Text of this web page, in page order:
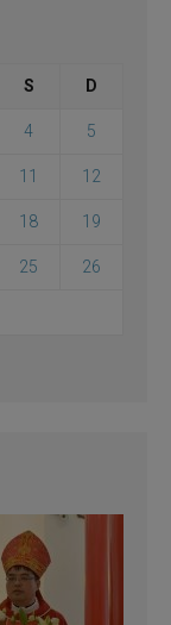
S D
4 5
11 12
18 19
25 26